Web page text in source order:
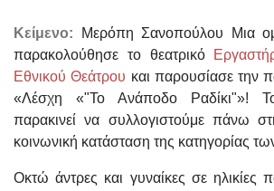
Κείμενο: Μερόπη Σανοπούλου Μια
παρακολούθησε το θεατρικό
Εθνικού Θεάτρου και παρουσίασε την
«Λέσχη «"Το Ανάποδο Ραδίκι"»!
παρακινεί να συλλογιστούμε πάνω
κοινωνική κατάσταση της κατηγορίας
Οκτώ άντρες και γυναίκες σε ηλικίες